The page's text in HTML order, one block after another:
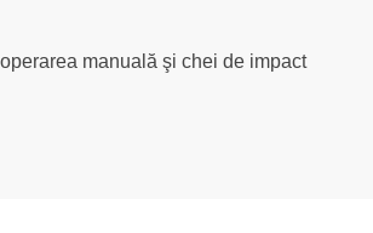
manuală şi chei de impact